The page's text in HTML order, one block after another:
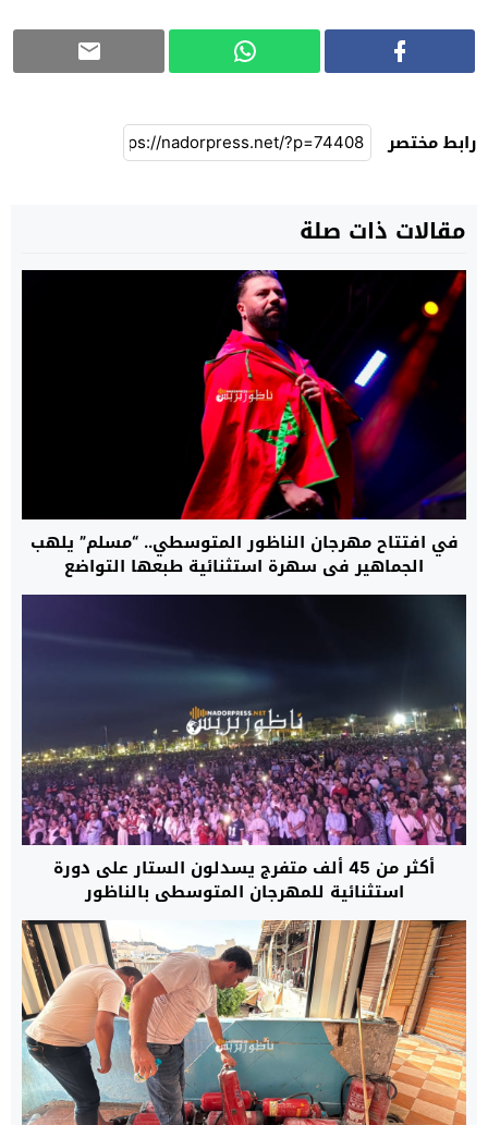
رابط مختصر
مقالات ذات صلة
في افتتاح مهرجان الناظور المتوسطي.. “مسلم” يلهب
الجماهير في سهرة استثنائية طبعها التواضع
والإنسانية
أكثر من 45 ألف متفرج يسدلون الستار على دورة
استثنائية للمهرجان المتوسطي بالناظور